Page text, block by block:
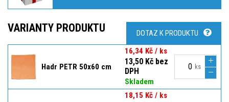
VARIANTY PRODUKTU DOTAZ K PRODUKTU
Hadr PETR 50x60 cm
16,34 Kč / ks
13,50 Kč bez
DPH
Skladem
ks
18,15 Kč / ks